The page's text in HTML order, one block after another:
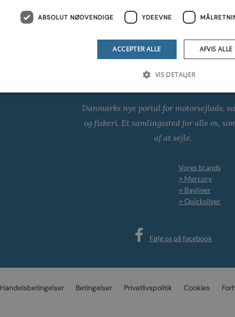
Bådliv.dk
Danmarks nye portal for motorsejlads,
og fiskeri. Et samlingssted for alle os,
af at sejle.
Vores brands
+ Mercury
+ Bayliner
+ Quicksilver
Følg os på facebook
Handelsbetingelser Betingelser Privatlivspolitik Cookies
ABSOLUT NØDVENDIGE YDEEVNE
ACCEPTER ALLE AFVIS ALLE
VIS DETALJER